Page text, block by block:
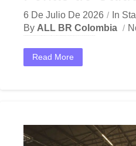
6 De Julio De 2026 In
By ALL BR Colombia
Read More